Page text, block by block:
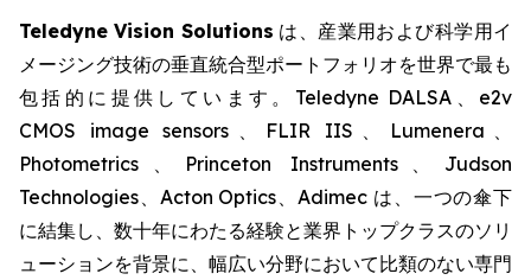
Teledyne Vision Solutions は、産業用および科学用イ
メージング技術の垂直統合型ポートフォリオを世界で最も
包括的に提供しています。Teledyne DALSA、e2v
CMOS image sensors、FLIR IIS、Lumenera、
Photometrics、Princeton Instruments、Judson
Technologies、Acton Optics、Adimec は、一つの傘下
に結集し、数十年にわたる経験と業界トップクラスのソリ
ューションを背景に、幅広い分野において比類のない専門